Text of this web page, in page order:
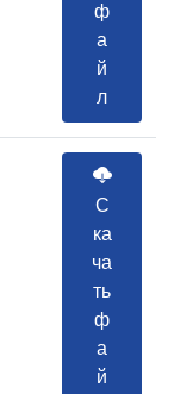
ф
а
й
л
С
ка
ча
ть
ф
а
й